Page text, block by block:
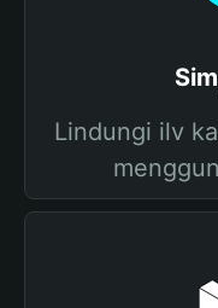
Lindungi ilv